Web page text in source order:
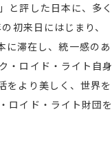
と評した日本に、多く
初来日にはじまり、
に滞在し、統一感のあ
・ロイド・ライト自身
をより美しく、世界を
ロイド・ライト財団を